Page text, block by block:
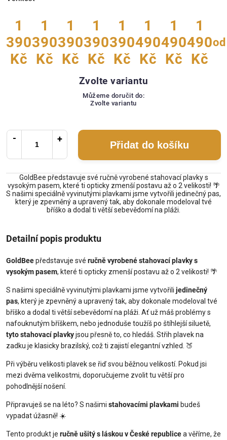
1
390
Kč
1
390
Kč
1
390
Kč
1
390
Kč
1
390
Kč
1
490
Kč
1
490
Kč
1
490
Kč
od
Zvolte variantu
Můžeme doručit do:
Zvolte variantu
Přidat do košíku
GoldBee představuje své ručně vyrobené stahovací plavky s
vysokým pasem, které ti opticky zmenší postavu až o 2 velikosti! 🌴
S našimi speciálně vyvinutými plavkami jsme vytvořili jedinečný pas,
který je zpevněný a upravený tak, aby dokonale modeloval tvé
bříško a dodal ti větší sebevědomí na pláži.
Detailní popis produktu
GoldBeepředstavuje své ručně vyrobené stahovací plavky s
vysokým pasem, které ti opticky zmenší postavu až o 2 velikosti! 🌴
S našimi speciálně vyvinutými plavkami jsme vytvořili jedinečný
pas, který je zpevněný a upravený tak, aby dokonale modeloval tvé
bříško a dodal ti větší sebevědomí na pláži. Ať už máš problémy s
nafouknutým bříškem, nebo jednoduše toužíš po štíhlejší siluetě,
tyto stahovací plavkyjsou přesně to, co hledáš. Střih plavek na
zadku je klasicky brazilský, což ti zajistí elegantní vzhled. 🍑
Při výběru velikosti plavek se řiď svou běžnou velikostí. Pokud jsi
mezi dvěma velikostmi, doporučujeme zvolit tu větší pro
pohodlnější nošení.
Připravuješ se na léto? S našimi stahovacími plavkami budeš
vypadat úžasně! ☀️
Tento produkt je ručně ušitý s láskou v České republicea věříme, že